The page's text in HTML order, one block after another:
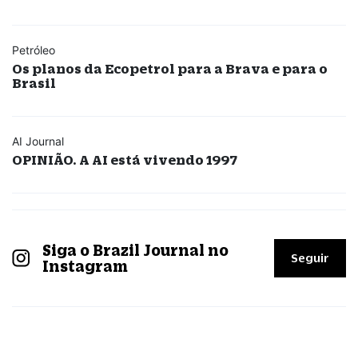
Petróleo
Os planos da Ecopetrol para a Brava e para o
Brasil
AI Journal
OPINIÃO. A AI está vivendo 1997
Siga o Brazil Journal no
Instagram
Seguir